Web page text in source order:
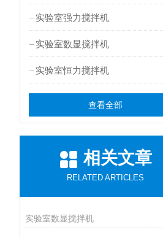
实验室强力搅拌机
实验室数显搅拌机
实验室恒力搅拌机
查看全部
相关文章
RELATED ARTICLES
实验室数显搅拌机